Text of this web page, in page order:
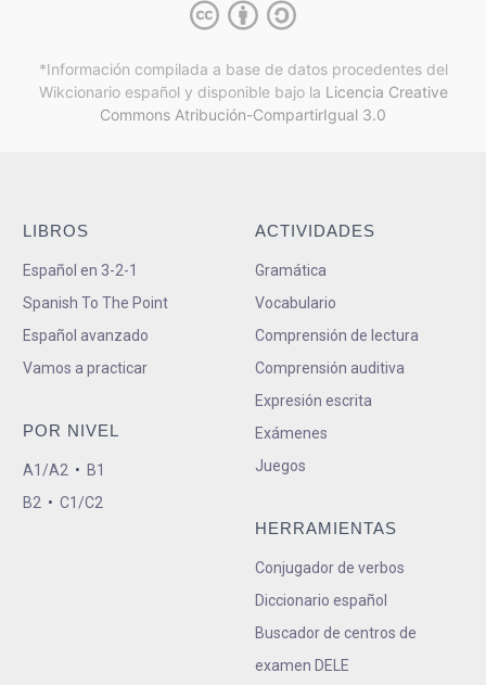
*Información compilada a base de datos procedentes del
Wikcionario español y disponible bajo la Licencia Creative
Commons Atribución-CompartirIgual 3.0
LIBROS
Español en 3-2-1
Spanish To The Point
Español avanzado
Vamos a practicar
POR NIVEL
A1/A2 • B1
B2 • C1/C2
ACTIVIDADES
Gramática
Vocabulario
Comprensión de lectura
Comprensión auditiva
Expresión escrita
Exámenes
Juegos
HERRAMIENTAS
Conjugador de verbos
Diccionario español
Buscador de centros de
examen DELE